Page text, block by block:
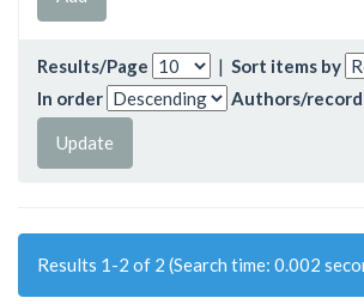
Results/Page | Sort items by
In order
Authors/record
Results 1-2 of 2 (Search time: 0.002